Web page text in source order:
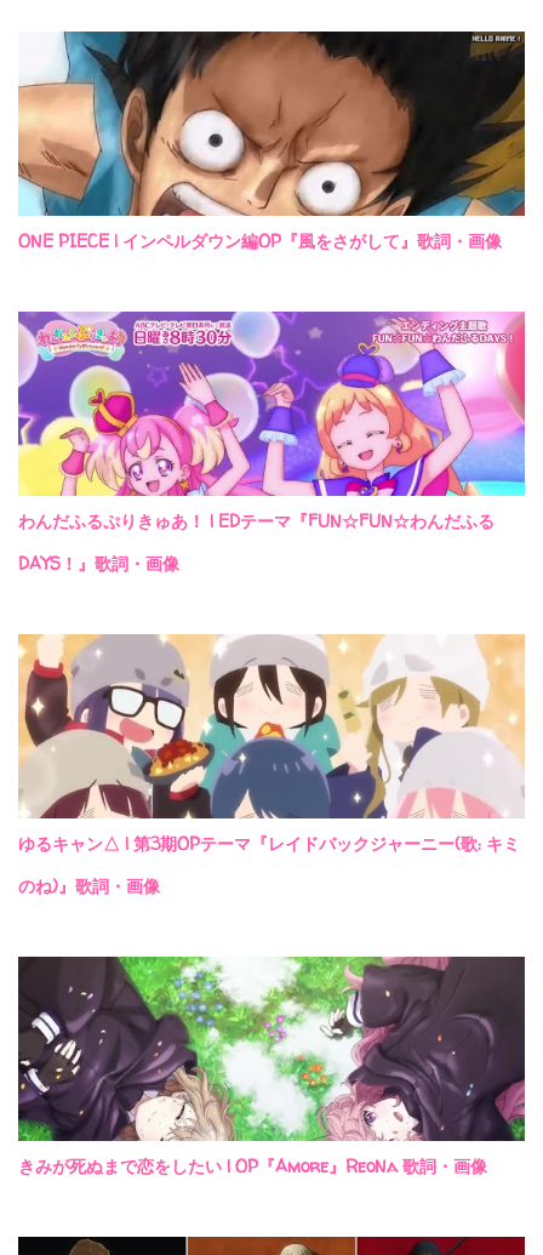
ONE PIECE | インペルダウン編OP『風をさがして』歌詞・画像
わんだふるぷりきゅあ！ | EDテーマ『FUN☆FUN☆わんだふる
DAYS！』歌詞・画像
ゆるキャン△ | 第3期OPテーマ『レイドバックジャーニー(歌: キミ
のね)』歌詞・画像
きみが死ぬまで恋をしたい | OP『Amore』ReoNa 歌詞・画像